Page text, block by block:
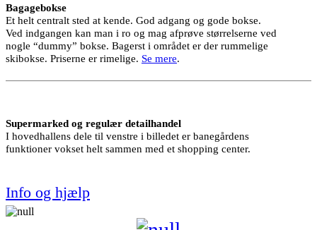
Bagagebokse
Et helt centralt sted at kende. God adgang og gode bokse.
Ved indgangen kan man i ro og mag afprøve størrelserne ved
nogle “dummy” bokse. Bagerst i området er der rummelige
skibokse. Priserne er rimelige. Se mere.
Supermarked og regulær detailhandel
I hovedhallens dele til venstre i billedet er banegårdens
funktioner vokset helt sammen med et shopping center.
Info og hjælp